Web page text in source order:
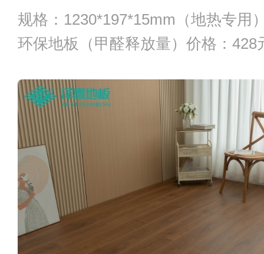
规格：1230*197*15mm（地热专用
环保地板（甲醛释放量）价格：428